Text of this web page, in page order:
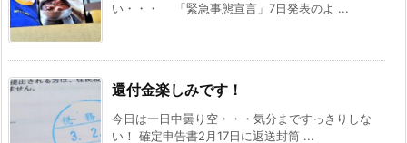
い・・・ 「緊急事態宣言」7日発表のよ ...
還付金楽しみです！
今日は一日中曇り空・・・気分まですっきりしな
い！ 確定申告書2月17日に返送封筒 ...